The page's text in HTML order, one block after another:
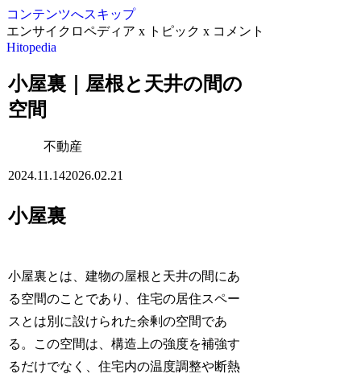
コンテンツへスキップ
エンサイクロペディア x トピック x コメント
Hitopedia
小屋裏｜屋根と天井の間の
空間
不動産
2024.11.142026.02.21
小屋裏
小屋裏とは、建物の屋根と天井の間にあ
る空間のことであり、住宅の居住スペー
スとは別に設けられた余剰の空間であ
る。この空間は、構造上の強度を補強す
るだけでなく、住宅内の温度調整や断熱